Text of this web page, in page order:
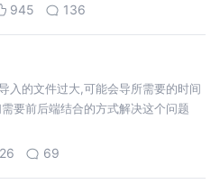
945 136
入的文件过大,可能会导所需要的时间
要前后端结合的方式解决这个问题
69